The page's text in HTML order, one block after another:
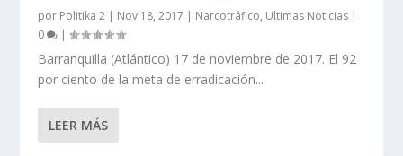
por Politika 2 | Nov 18, 2017 | Narcotráfico, Ultimas Noticias |
0
|
Barranquilla (Atlántico) 17 de noviembre de 2017. El 92
por ciento de la meta de erradicación...
LEER MÁS